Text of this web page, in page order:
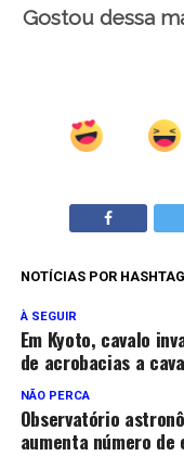
Gostou dessa
NOTÍCIAS POR HASHTAG
À SEGUIR
Em Kyoto, cavalo
de acrobacias a
NÃO PERCA
Observatório
aumenta número